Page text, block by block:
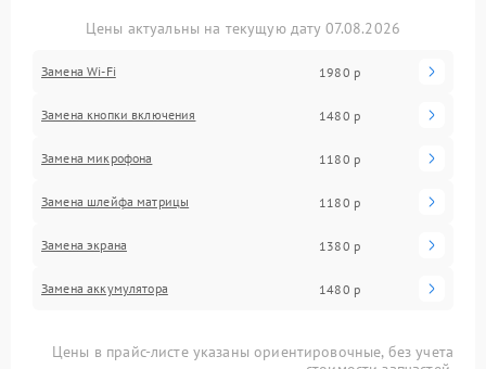
Цены актуальны на текущую дату 07.08.2026
Замена Wi-Fi 1980 р
Замена кнопки включения 1480 р
Замена микрофона 1180 р
Замена шлейфа матрицы 1180 р
Замена экрана 1380 р
Замена аккумулятора 1480 р
Цены в прайс-листе указаны ориентировочные, без учета